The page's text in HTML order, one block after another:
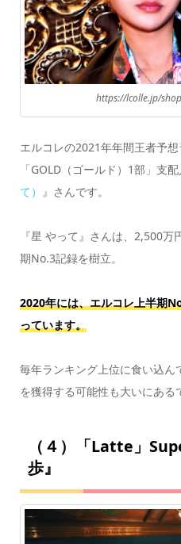
https://lcolle.jp/
エルコレの2021年年間王者予想
「GOLD（ゴールド）1部」支
て）
』さんです。
『星 やって』さんは、2,500
期No.3記録を樹立。
2020年には、エルコレ上半期
っています。
毎年ランキング上位に食い込ん
を獲得する可能性も大いにある
（４）「Latte」
歩』